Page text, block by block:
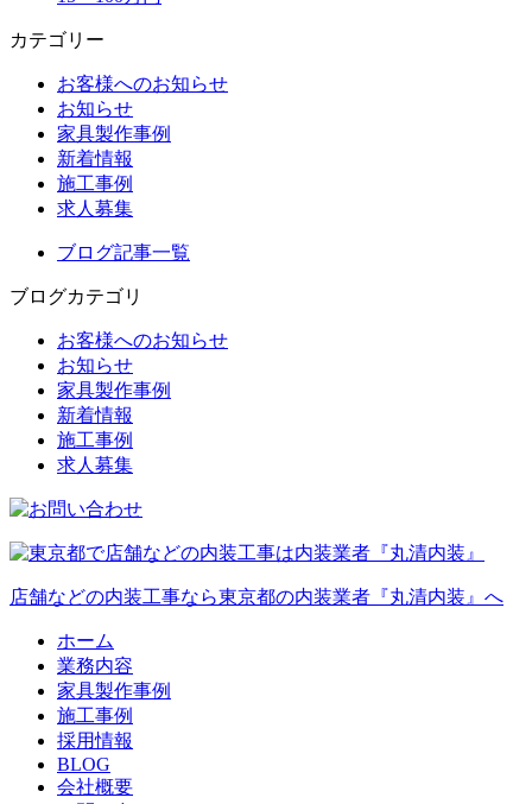
カテゴリー
お客様へのお知らせ
お知らせ
家具製作事例
新着情報
施工事例
求人募集
ブログ記事一覧
ブログカテゴリ
お客様へのお知らせ
お知らせ
家具製作事例
新着情報
施工事例
求人募集
店舗などの内装工事なら東京都の内装業者『丸清内装』へ
ホーム
業務内容
家具製作事例
施工事例
採用情報
BLOG
会社概要